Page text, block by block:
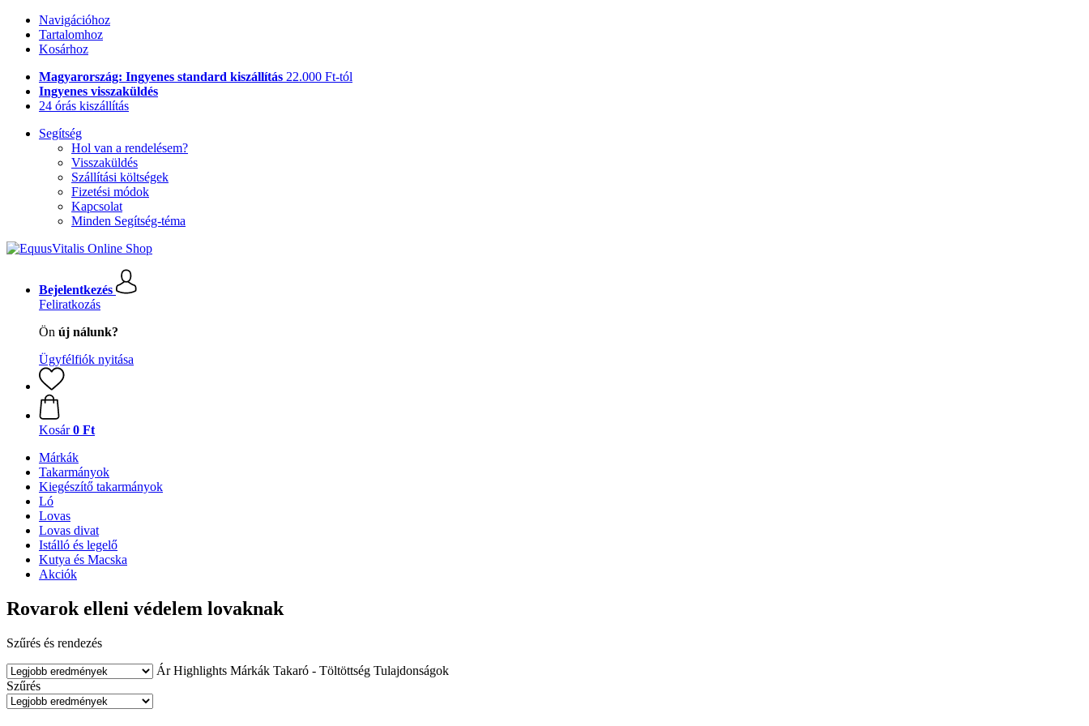
Navigációhoz
Tartalomhoz
Kosárhoz
Magyarország: Ingyenes standard kiszállítás 22.000 Ft-tól
Ingyenes visszaküldés
24 órás kiszállítás
Segítség
Hol van a rendelésem?
Visszaküldés
Szállítási költségek
Fizetési módok
Kapcsolat
Minden Segítség-téma
Bejelentkezés
Feliratkozás
Ön új nálunk?
Ügyfélfiók nyitása
Kosár 0 Ft
Márkák
Takarmányok
Kiegészítő takarmányok
Ló
Lovas
Lovas divat
Istálló és legelő
Kutya és Macska
Akciók
Rovarok elleni védelem lovaknak
Szűrés és rendezés
Ár Highlights Márkák Takaró - Töltöttség Tulajdonságok
Szűrés